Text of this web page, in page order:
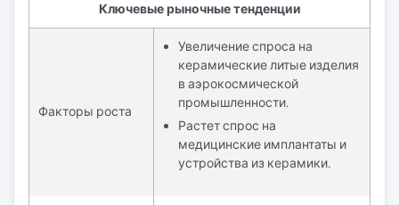
Ключевые рыночные тенденции
Факторы роста
Увеличение спроса на
керамические литые изделия
в аэрокосмической
промышленности.
Растет спрос на
медицинские имплантаты и
устройства из керамики.